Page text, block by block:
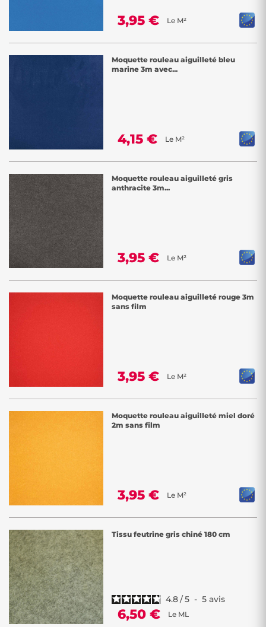
3,95 € Le M²
Moquette rouleau aiguilleté bleu
marine 3m avec...
4,15 € Le M²
Moquette rouleau aiguilleté gris
anthracite 3m...
3,95 € Le M²
Moquette rouleau aiguilleté rouge 3m
sans film
3,95 € Le M²
Moquette rouleau aiguilleté miel doré
2m sans film
3,95 € Le M²
Tissu feutrine gris chiné 180 cm
4.8/5 - 5 avis
6,50 € Le ML